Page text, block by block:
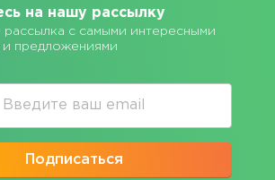
на нашу рассылку
рассылка с самыми интересными
и предложениями
Подписаться